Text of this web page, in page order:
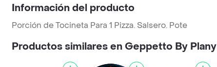
Información del producto
Porción de Tocineta Para 1 Pizza. Salsero. Pote
Productos similares en Geppetto By Plany